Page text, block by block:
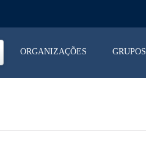
ORGANIZAÇÕES GRUPOS